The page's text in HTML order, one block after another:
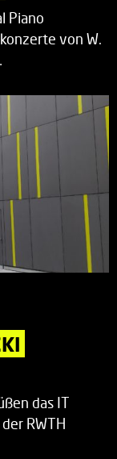
Piano
von W.
das IT
RWTH